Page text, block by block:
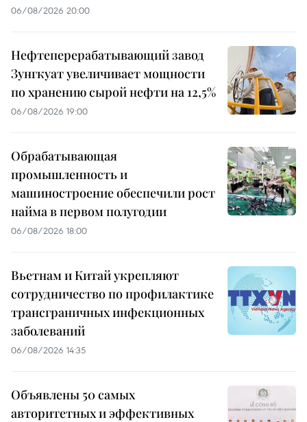
06/08/2026 20:00
Нефтеперерабатывающий завод
Зунгкуат увеличивает мощности
по хранению сырой нефти на 12,5%
06/08/2026 19:00
Обрабатывающая
промышленность и
машиностроение обеспечили рост
найма в первом полугодии
06/08/2026 18:00
Вьетнам и Китай укрепляют
сотрудничество по профилактике
трансграничных инфекционных
заболеваний
06/08/2026 14:35
Объявлены 50 самых
авторитетных и эффективных